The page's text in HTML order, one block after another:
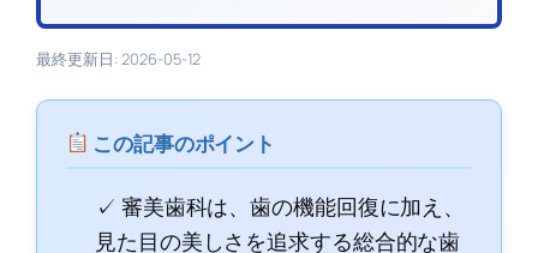
最終更新日: 2026-05-12
この記事のポイント
✓ 審美歯科は、歯の機能回復に加え、
見た目の美しさを追求する総合的な歯